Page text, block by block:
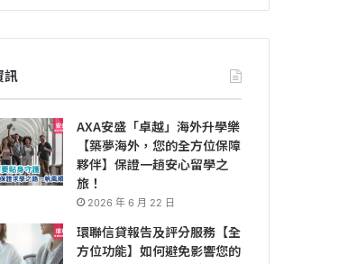
訊
AXA安盛「卓越」海外升學樂
【築夢海外，您的全方位保障
夥伴】保證一趟安心留學之
旅！
2026 年 6 月 22 日
環聯信貸報告及評分服務【全
方位功能】如何避免影響您的